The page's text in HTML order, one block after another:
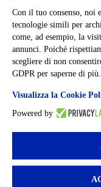
Gestione
Amministrazione
Pagina visualizzata
Sezione Copyright
Copyright 2026 |
Parma S.p.A. |
Con il tuo consenso, noi
tecnologie simili per
come, ad esempio, la
annunci. Poiché
scegliere di non
GDPR per saperne di più.
Visualizza la Cookie
Powered by